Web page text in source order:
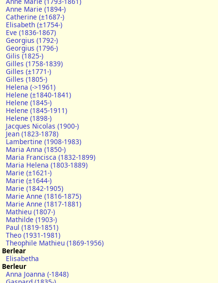
Anne Marie (1894-)
Catherine (±1687-)
Elisabeth (±1754-)
Eve (1836-1867)
Georgius (1792-)
Georgius (1796-)
Gilis (1825-)
Gilles (1758-1839)
Gilles (±1771-)
Gilles (1805-)
Helena (->1961)
Helene (±1840-1841)
Helene (1845-)
Helene (1845-1911)
Helene (1898-)
Jacques Nicolas (1900-)
Jean (1823-1878)
Lambertine (1908-1983)
Maria Anna (1850-)
Maria Francisca (1832-1899)
Maria Helena (1803-1889)
Marie (±1621-)
Marie (±1644-)
Marie (1842-1905)
Marie Anne (1816-1875)
Marie Anne (1817-1881)
Mathieu (1807-)
Mathilde (1903-)
Paul (1819-1851)
Theo (1931-1981)
Theophile Mathieu (1869-1956)
Berlear
Elisabetha
Berleur
Anna Joanna (-1848)